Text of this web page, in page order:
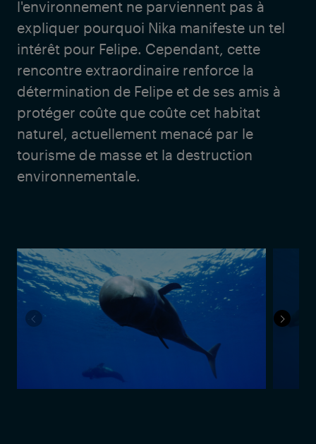
l'environnement ne parviennent pas à
expliquer pourquoi Nika manifeste un tel
intérêt pour Felipe. Cependant, cette
rencontre extraordinaire renforce la
détermination de Felipe et de ses amis à
protéger coûte que coûte cet habitat
naturel, actuellement menacé par le
tourisme de masse et la destruction
environnementale.